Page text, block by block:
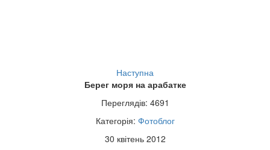
Наступна
Берег моря на арабатке
Переглядів: 4691
Категорія: Фотоблог
30 квітень 2012